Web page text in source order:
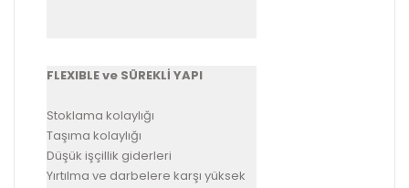
FLEXIBLE ve SÜREKLİ YAPI
Stoklama kolaylığı
Taşıma kolaylığı
Düşük işçillik giderleri
Yırtılma ve darbelere karşı yüksek